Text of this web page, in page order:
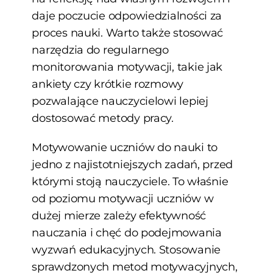
daje poczucie odpowiedzialności za
proces nauki. Warto także stosować
narzędzia do regularnego
monitorowania motywacji, takie jak
ankiety czy krótkie rozmowy
pozwalające nauczycielowi lepiej
dostosować metody pracy.
Motywowanie uczniów do nauki to
jedno z najistotniejszych zadań, przed
którymi stoją nauczyciele. To właśnie
od poziomu motywacji uczniów w
dużej mierze zależy efektywność
nauczania i chęć do podejmowania
wyzwań edukacyjnych. Stosowanie
sprawdzonych metod motywacyjnych,